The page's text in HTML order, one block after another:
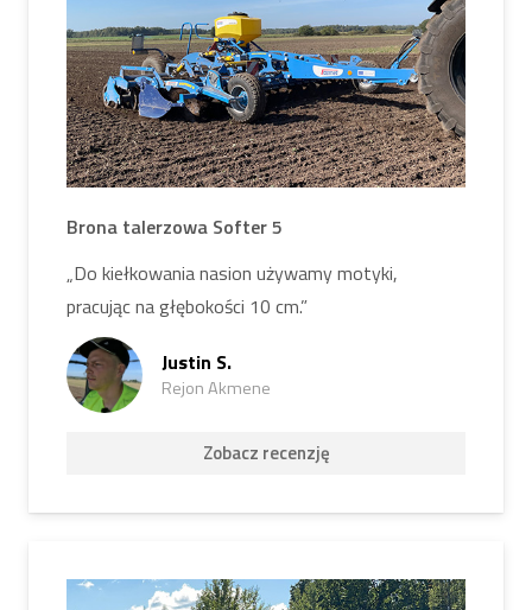
Brona talerzowa Softer 5
„Do kiełkowania nasion używamy motyki,
pracując na głębokości 10 cm.”
Justin S.
Rejon Akmene
Zobacz recenzję